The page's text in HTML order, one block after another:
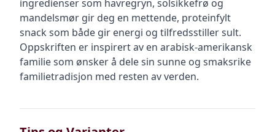
ingredienser som havregryn, solsikkefrø og
mandelsmør gir deg en mettende, proteinfylt
snack som både gir energi og tilfredsstiller sult.
Oppskriften er inspirert av en arabisk-amerikansk
familie som ønsker å dele sin sunne og smaksrike
familietradisjon med resten av verden.